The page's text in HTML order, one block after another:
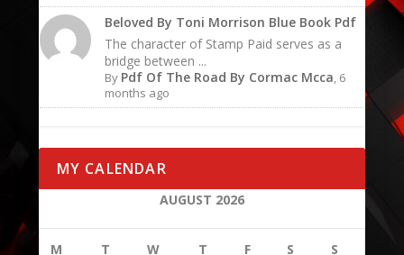
Beloved By Toni Morrison Blue Book Pdf
The character of Stamp Paid serves as a
bridge between ...
By Pdf Of The Road By Cormac Mcca, 6
months ago
MY CALENDAR
AUGUST 2026
M T W T F S S